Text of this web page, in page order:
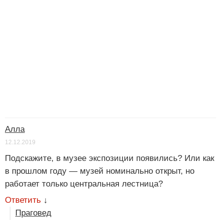
Алла
12.12.2019
Подскажите, в музее экспозиции появились? Или как
в прошлом году — музей номинально открыт, но
работает только центральная лестница?
Ответить ↓
Праговед